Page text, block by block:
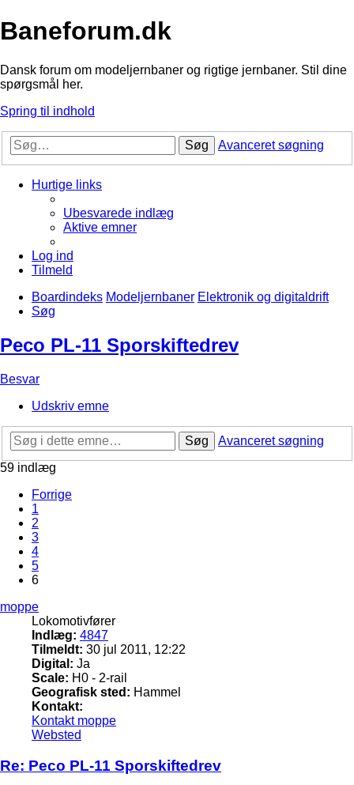
Baneforum.dk
Dansk forum om modeljernbaner og rigtige jernbaner. Stil dine
spørgsmål her.
Spring til indhold
Søg Avanceret søgning
Hurtige links
Ubesvarede indlæg
Aktive emner
Log ind
Tilmeld
Boardindeks Modeljernbaner Elektronik og digitaldrift
Søg
Peco PL-11 Sporskiftedrev
Besvar
Udskriv emne
Søg
Avanceret søgning
59 indlæg
Forrige
1
2
3
4
5
6
moppe
Lokomotivfører
Indlæg: 4847
Tilmeldt: 30 jul 2011, 12:22
Digital: Ja
Scale: H0 - 2-rail
Geografisk sted: Hammel
Kontakt:
Kontakt moppe
Websted
Re: Peco PL-11 Sporskiftedrev